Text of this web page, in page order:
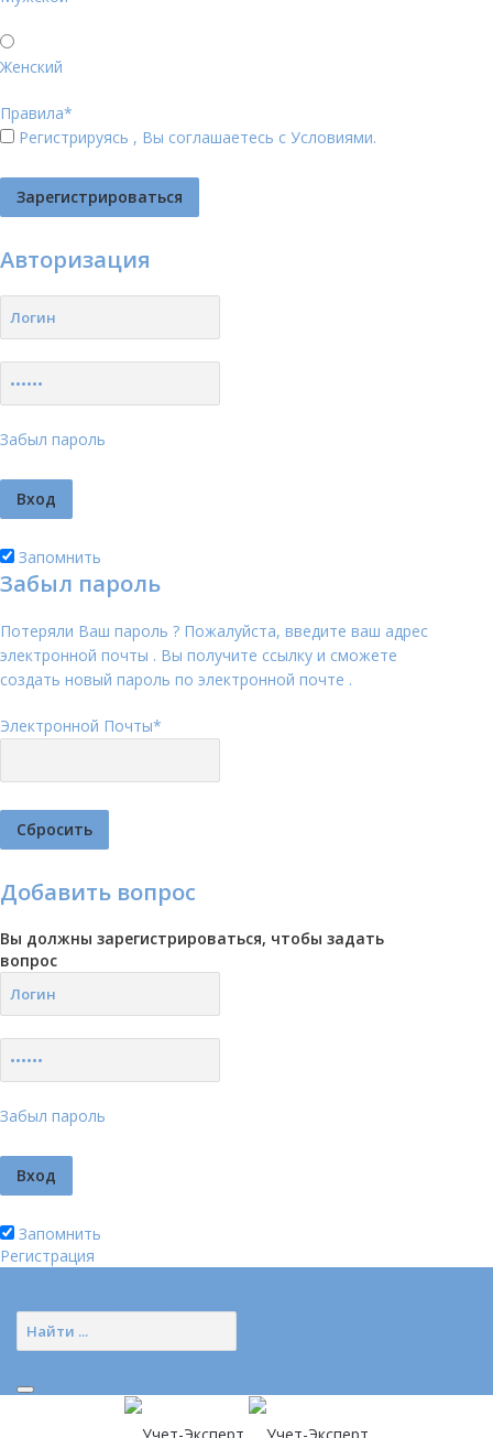
Женский
Правила*
Регистрируясь , Вы соглашаетесь с Условиями.
Авторизация
Забыл пароль
Запомнить
Забыл пароль
Потеряли Ваш пароль ? Пожалуйста, введите ваш адрес
электронной почты . Вы получите ссылку и сможете
создать новый пароль по электронной почте .
Электронной Почты*
Добавить вопрос
Вы должны зарегистрироваться, чтобы задать
вопрос
Забыл пароль
Запомнить
Регистрация